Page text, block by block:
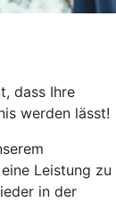
dass Ihre
werden lässt!
Leistung zu
in der